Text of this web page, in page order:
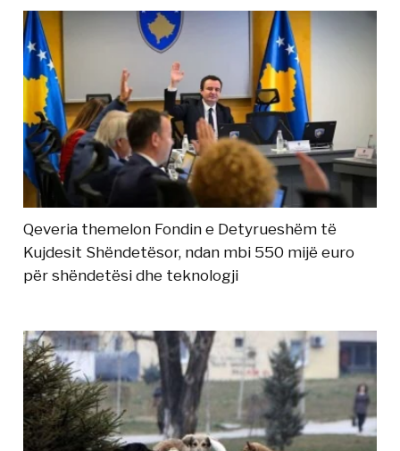
Qeveria themelon Fondin e Detyrueshëm të
Kujdesit Shëndetësor, ndan mbi 550 mijë euro
për shëndetësi dhe teknologji